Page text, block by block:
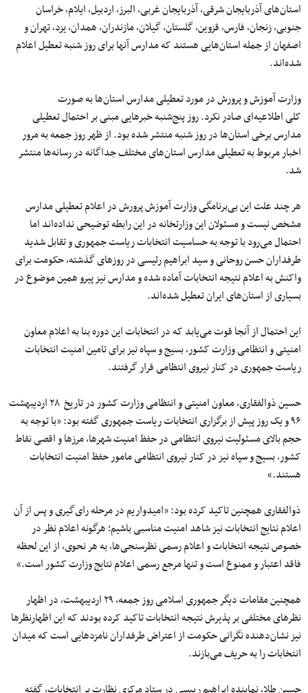
استان‌هایآذربایجان شرقی، آذربایجان غربی، البرز، اردبیل، ایلام، خراسان
جنوبی، زنجان، فارس، قزوین، گلستان، گیلان، مازندران،‌ همدان، یزد، تهران و
اصفهانازجملهاستان‌هاییهستند که مدارس آنها برای روز شنبه تعطیلاعلام
شده‌اند.
وزارتآموزشوپرورشدر مورد تعطیلی مدارساستان‌هابهصورت
کلیاطلاعیه‌ایصادر نکرد. روز پنج‌شنبه خبرهایی مبنی بر احتمال تعطیلی
مدارس برخیاستان‌ها در روز شنبهمنتشر شده بود. از ظهر روز جمعهبهمرور
اخبار مربوط به تعطیلی مدارساستان‌هایمختلف جداگانه دررسانه‌هامنتشر
شد.
هرچندعلت این بی‌برنامگی وزارت آموزش پرورش در اعلام تعطیلی مدارس
مشخص نیست و مسئولان این وزارتخانه در این رابطه توضیحینداده‌انداما
احتمالمی‌رودبا توجه به حساسیت انتخابات ریاست جمهوری و تقابل شدید
طرفداران حسن روحانی و سید ابراهیم رئیسی در روزهای گذشته، حکومت برای
واکنش به اعلام نتیجه انتخاباتآمادهشدهو مدارس نیز پیرو همین موضوع در
بسیاری از استان‌های ایرانتعطیلشده‌اند.
این احتمالازآنجاقوتمی‌یابدکه در انتخابات این دورهبنابه اعلام معاون
امنیتی و انتظامی وزارت کشور، بسیج و سپاه نیز برایتامینامنیت انتخابات
ریاست جمهوری در کنار نیروی انتظامی قرار گرفتند.
حسین ذوالفقاری، معاون امنیتی و انتظامی وزارت کشور در تاریخ ۲۸اردیبهشت
۹۶ویکروز پیش از برگزاری انتخابات ریاست جمهوری گفته بود: «با توجه به
حجم بالای مسئولیت نیروی انتظامی در حفظ امنیت شهرها، مرزها و اقصی نقاط
کشور، بسیج و سپاه نیز در کنار نیروی انتظامیمامورحفظ امنیت انتخابات
هستند.»
ذوالفقاری همچنینتاکیدکرده بود: «امیدواریم در مرحلهرای‌گیری وپسازآن
اعلام نتایج انتخابات نیز شاهد امنیت مناسبی باشیم؛ هرگونه اعلام نظر در
خصوص نتیجه انتخابات و اعلام رسمی نظرسنجی‌ها، به هر نحوی، از این لحظه
فاقد اعتبار و ممنوع است و تنها مرجع رسمی اعلام نتایج وزارت کشور است.»
همچنین مقامات دیگر جمهوری اسلامی روز جمعه،۲۹اردیبهشت،دراظهار
نظرهایمختلفی بر پذیرش نتیجه انتخاباتتاکیدکرده بودند که این اظهارنظرها
نیزنشاندهندهنگرانی حکومت از اعتراض طرفداران نامزدهایی است که میدان
انتخابات را به حریف می‌بازند.